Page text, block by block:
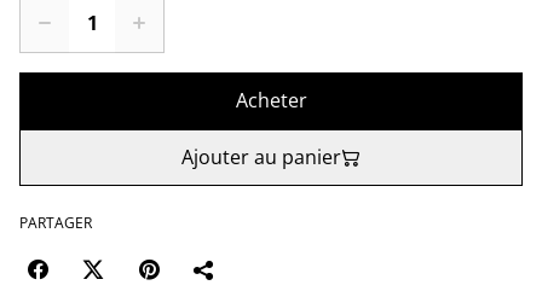
Acheter
Ajouter au panier
PARTAGER